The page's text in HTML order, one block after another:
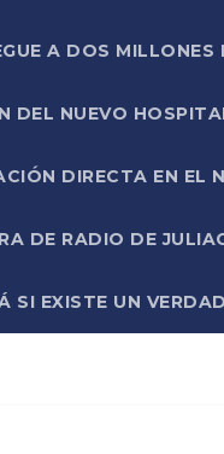
A DOS MILLONES
NUEVO
DIRECTA EN EL
DE RADIO DE
SI EXISTE UN